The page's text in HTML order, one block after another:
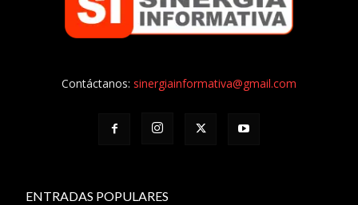
Contáctanos: sinergiainformativa@gmail.com
ENTRADAS POPULARES